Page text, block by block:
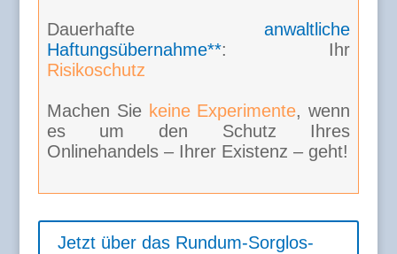
Dauerhafteanwaltliche
Haftungsübernahme**: Ihr
Risikoschutz
Machen Sie keine Experimente, wenn
es um den Schutz Ihres
Onlinehandels – Ihrer Existenz – geht!
Jetzt über das Rundum-Sorglos-